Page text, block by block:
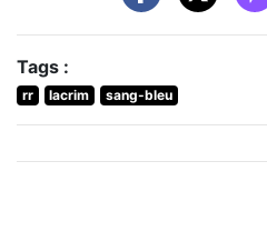
Tags :
rr lacrim sang-bleu